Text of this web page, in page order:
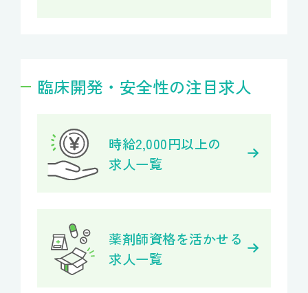
臨床開発・安全性の注目求人
時給2,000円以上の
求人一覧
薬剤師資格を活かせる
求人一覧